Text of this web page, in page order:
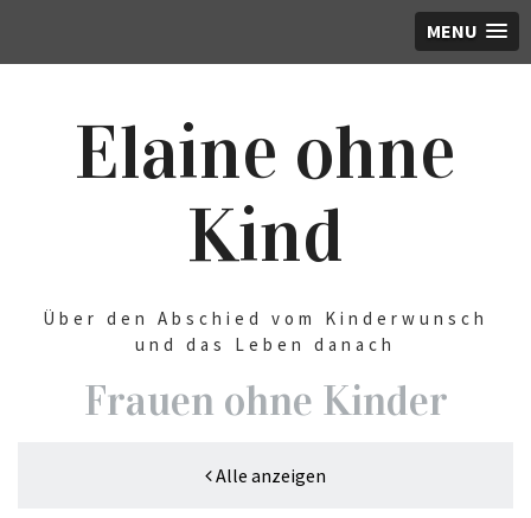
MENU
Elaine ohne
Kind
Über den Abschied vom Kinderwunsch
und das Leben danach
Frauen ohne Kinder
Alle anzeigen